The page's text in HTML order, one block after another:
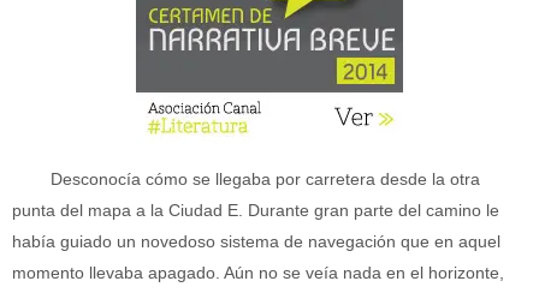
Desconocía cómo se llegaba por carretera desde la otra
punta del mapa a la Ciudad E. Durante gran parte del camino le
había guiado un novedoso sistema de navegación que en aquel
momento llevaba apagado. Aún no se veía nada en el horizonte,